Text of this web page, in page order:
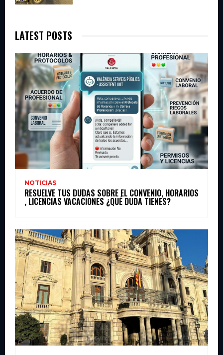
LATEST POSTS
NOTICIAS
RESUELVE TUS DUDAS SOBRE EL CONVENIO, HORARIOS
, LICENCIAS VACACIONES ¿QUÉ DUDA TIENES?